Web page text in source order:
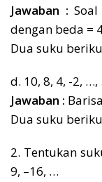
Jawaban :
dengan beda =
Dua suku
d. 10, 8, 4, -2,
Jawaban :
Dua suku
2. Tentukan
9, –16, …